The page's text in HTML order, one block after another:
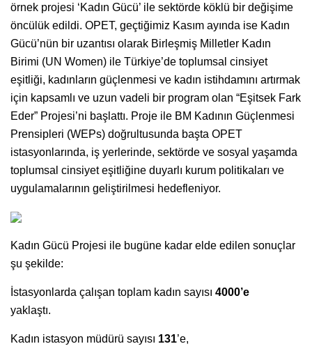
örnek projesi ‘Kadın Gücü’ ile sektörde köklü bir değişime
öncülük edildi. OPET, geçtiğimiz Kasım ayında ise Kadın
Gücü’nün bir uzantısı olarak Birleşmiş Milletler Kadın
Birimi (UN Women) ile Türkiye’de toplumsal cinsiyet
eşitliği, kadınların güçlenmesi ve kadın istihdamını artırmak
için kapsamlı ve uzun vadeli bir program olan “Eşitsek Fark
Eder” Projesi’ni başlattı. Proje ile BM Kadının Güçlenmesi
Prensipleri (WEPs) doğrultusunda başta OPET
istasyonlarında, iş yerlerinde, sektörde ve sosyal yaşamda
toplumsal cinsiyet eşitliğine duyarlı kurum politikaları ve
uygulamalarının geliştirilmesi hedefleniyor.
Kadın Gücü Projesi ile bugüne kadar elde edilen sonuçlar
şu şekilde:
İstasyonlarda çalışan toplam kadın sayısı 4000’e
yaklaştı.
Kadın istasyon müdürü sayısı 131’e,